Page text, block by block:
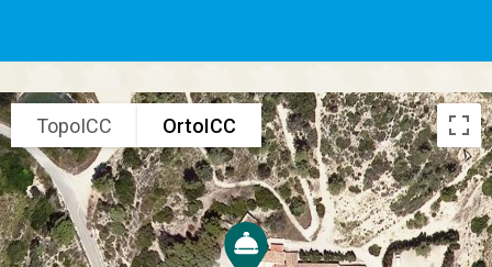
TopoICC OrtoICC